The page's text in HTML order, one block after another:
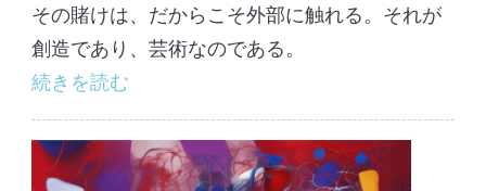
その賭けは、だからこそ外部に触れる。それが
創造であり、芸術なのである。
続きを読む